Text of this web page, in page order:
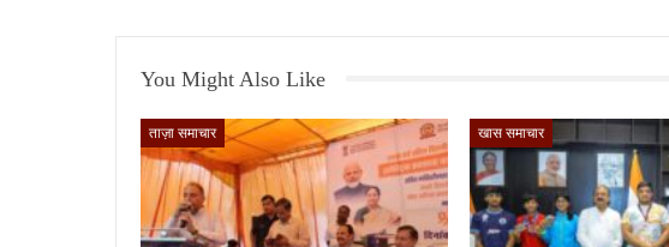
You Might Also Like
ताज़ा समाचार खास समाचार